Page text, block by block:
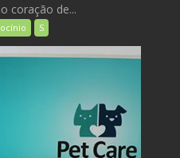
coração de...
S